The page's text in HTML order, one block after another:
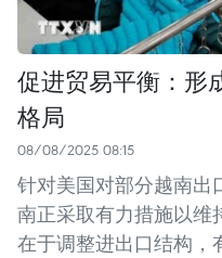
促进贸易平衡：形
格局
08/08/2025 08:15
针对美国对部分越南出
南正采取有力措施以维
在于调整进出口结构，